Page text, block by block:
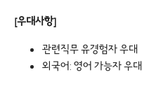
[우대사항]
관련직무 유경험자 우대
외국어: 영어 가능자 우대